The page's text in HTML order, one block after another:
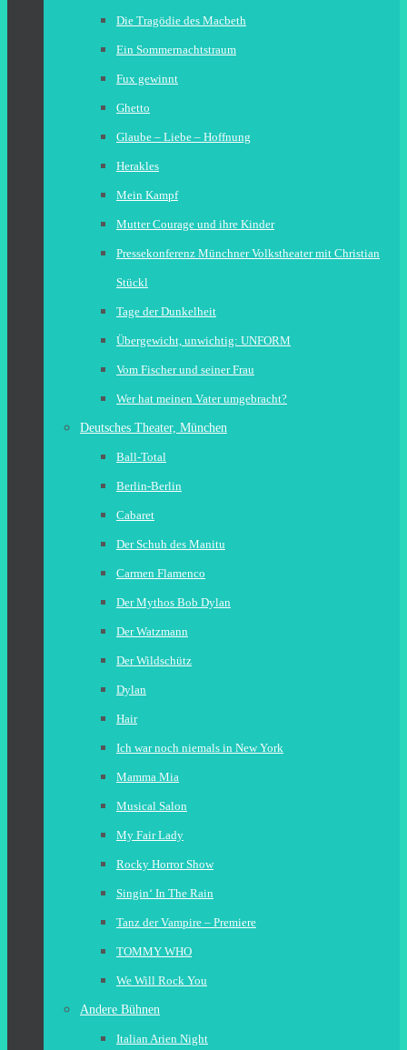
Die Tragödie des Macbeth
Ein Sommernachtstraum
Fux gewinnt
Ghetto
Glaube – Liebe – Hoffnung
Herakles
Mein Kampf
Mutter Courage und ihre Kinder
Pressekonferenz Münchner Volkstheater mit Christian
Stückl
Tage der Dunkelheit
Übergewicht, unwichtig: UNFORM
Vom Fischer und seiner Frau
Wer hat meinen Vater umgebracht?
Deutsches Theater, München
Ball-Total
Berlin-Berlin
Cabaret
Der Schuh des Manitu
Carmen Flamenco
Der Mythos Bob Dylan
Der Watzmann
Der Wildschütz
Dylan
Hair
Ich war noch niemals in New York
Mamma Mia
Musical Salon
My Fair Lady
Rocky Horror Show
Singin‘ In The Rain
Tanz der Vampire – Premiere
TOMMY WHO
We Will Rock You
Andere Bühnen
Italian Arien Night